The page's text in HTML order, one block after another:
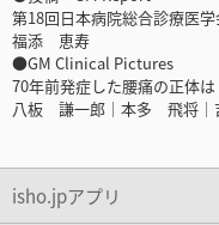
第18回日本病院総合診療医
福添 恵寿
●GM Clinical Pictures
70年前発症した腰痛の正体は
八板 謙一郎｜本多 飛将
isho.jpアプリ